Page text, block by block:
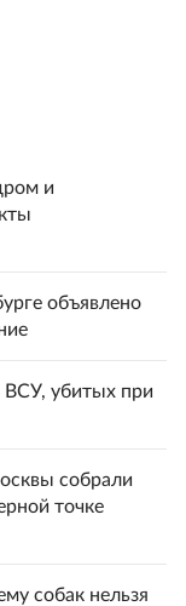
и
объявлено
ВСУ, убитых при
собрали
точке
собак нельзя